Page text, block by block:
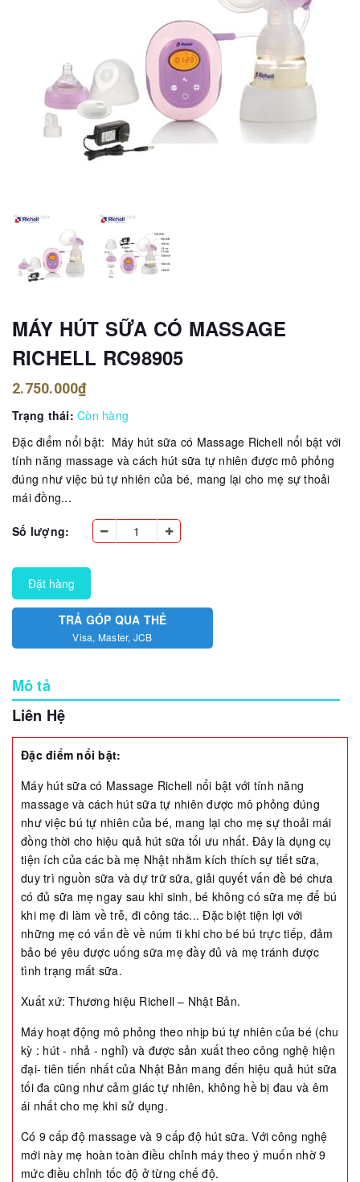
MÁY HÚT SỮA CÓ MASSAGE
RICHELL RC98905
2.750.000₫
Trạng thái: Còn hàng
Đặc điểm nổi bật: Máy hút sữa có Massage Richell nổi bật với
tính năng massage và cách hút sữa tự nhiên được mô phỏng
đúng như việc bú tự nhiên của bé, mang lại cho mẹ sự thoải
mái đồng...
Số lượng:
Đặt hàng
TRẢ GÓP QUA THẺ
Visa, Master, JCB
Mô tả
Liên Hệ
Đặc điểm nổi bật:
Máy hút sữa có Massage Richell nổi bật với tính năng
massage và cách hút sữa tự nhiên được mô phỏng đúng
như việc bú tự nhiên của bé, mang lại cho mẹ sự thoải mái
đồng thời cho hiệu quả hút sữa tối ưu nhất. Đây là dụng cụ
tiện ích của các bà mẹ Nhật nhằm kích thích sự tiết sữa,
duy trì nguồn sữa và dự trữ sữa, giải quyết vấn đề bé chưa
có đủ sữa mẹ ngay sau khi sinh, bé không có sữa mẹ để bú
khi mẹ đi làm về trễ, đi công tác... Đặc biệt tiện lợi với
những mẹ có vấn đề về núm ti khi cho bé bú trực tiếp, đảm
bảo bé yêu được uống sữa mẹ đầy đủ và mẹ tránh được
tình trạng mất sữa.
Xuất xứ: Thương hiệu Richell – Nhật Bản.
Máy hoạt động mô phỏng theo nhịp bú tự nhiên của bé (chu
kỳ : hút - nhả - nghỉ) và được sản xuất theo công nghệ hiện
đại- tiên tiến nhất của Nhật Bản mang đến hiệu quả hút sữa
tối đa cũng như cảm giác tự nhiên, không hề bị đau và êm
ái nhất cho mẹ khi sử dụng.
Có 9 cấp độ massage và 9 cấp độ hút sữa. Với công nghệ
mới này mẹ hoàn toàn điều chỉnh máy theo ý muốn nhờ 9
mức điều chỉnh tốc độ ở từng chế độ.